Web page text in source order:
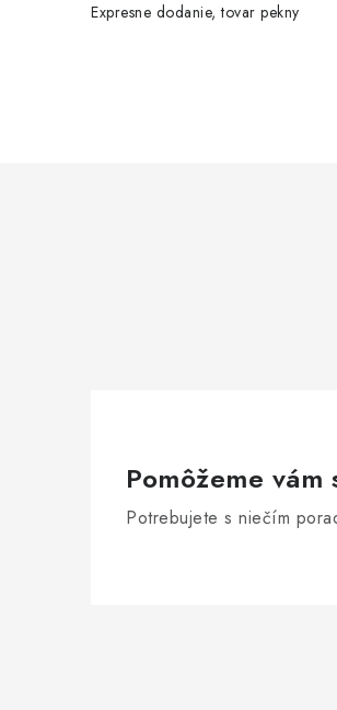
Expresne dodanie, tovar pekny
Pomôžeme vám
Potrebujete s niečím